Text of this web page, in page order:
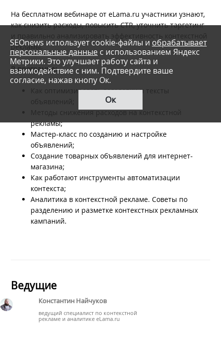
На бесплатном вебинаре от eLama.ru участники узнают,
как снизить расходы, повысить CTR, уточнить таргетинг
и правильно анализировать эффективность контекстной
рекламы.
В программе:
Как оптимизировать заголовки и тексты
объявлений;
Методы снижения расходов на контекстной
рекламы;
Мастер-класс по созданию и настройке
объявлений;
Создание товарных объявлений для интернет-
магазина;
Как работают инструменты автоматизации
контекста;
Аналитика в контекстной рекламе. Советы по
разделению и разметке контекстных рекламных
кампаний.
Ведущие
Константин Найчуков
ведущий специалист по контекстной
рекламе и аналитике eLama.ru
SEOnews использует cookie-файлы иобрабатывает
персональные данные с использованием Яндекс
Метрики. Это улучшает работу сайта и
взаимодействие с ним. Подтвердите ваше
согласие, нажав кнопу Ок.
Ок